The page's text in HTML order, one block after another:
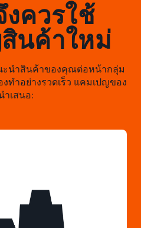
งควรใช้
นค้าใหม่
ะนำสินค้าของคุณต่อหน้ากลุ่ม
ทำอย่างรวดเร็ว แคมเปญของ
ำเสนอ: